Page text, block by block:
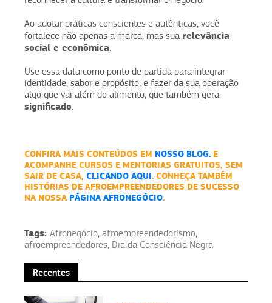
Ao adotar práticas conscientes e autênticas, você
fortalece não apenas a marca, mas sua relevância
social e econômica.
Use essa data como ponto de partida para integrar
identidade, sabor e propósito, e fazer da sua operação
algo que vai além do alimento, que também gera
significado.
CONFIRA MAIS CONTEÚDOS EM NOSSO BLOG. E
ACOMPANHE CURSOS E MENTORIAS GRATUITOS, SEM
SAIR DE CASA, CLICANDO AQUI. CONHEÇA TAMBÉM
HISTÓRIAS DE AFROEMPREENDEDORES DE SUCESSO
NA NOSSA PÁGINA AFRONEGÓCIO.
Tags: Afronegócio, afroempreendedorismo,
afroempreendedores, Dia da Consciência Negra
Recentes